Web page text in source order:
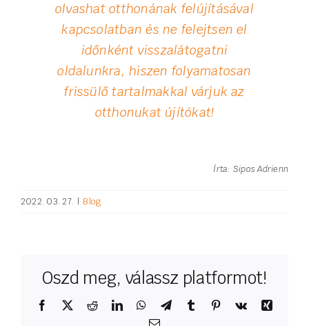
olvashat otthonának felújításával
kapcsolatban és ne felejtsen el
időnként visszalátogatni
oldalunkra, hiszen folyamatosan
frissülő tartalmakkal várjuk az
otthonukat újítókat!
Írta: Sipos Adrienn
2022. 03. 27. | Blog
Oszd meg, válassz platformot!
Facebook
X RedditLinkedInWhatsApp
TelegramTumblr Pinterest
Vk
Xing
Email: